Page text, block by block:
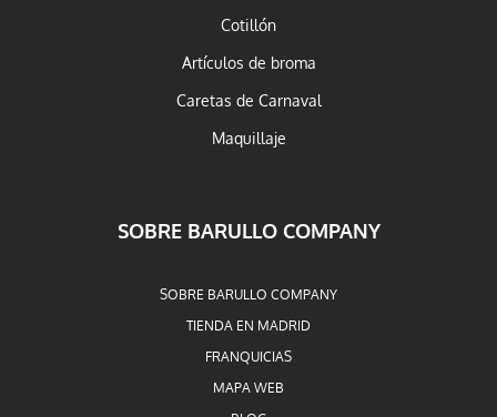
Cotillón
Artículos de broma
Caretas de Carnaval
Maquillaje
SOBRE BARULLO COMPANY
SOBRE BARULLO COMPANY
TIENDA EN MADRID
FRANQUICIAS
MAPA WEB